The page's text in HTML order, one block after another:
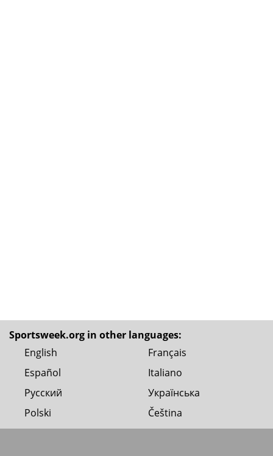
Sportsweek.org in other languages:
English
Français
Español
Italiano
Русский
Українська
Polski
Čeština